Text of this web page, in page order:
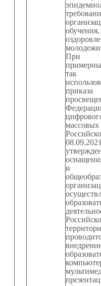
При
так
и